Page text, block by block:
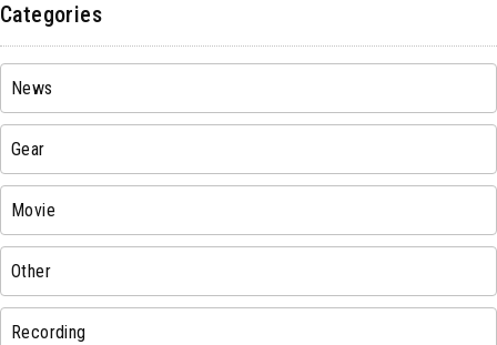
Categories
News
Gear
Movie
Other
Recording